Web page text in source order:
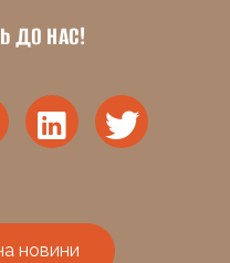
ДО НАС!
новини